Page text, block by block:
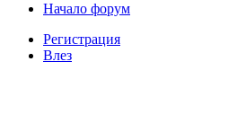
Начало форум
Регистрация
Влез